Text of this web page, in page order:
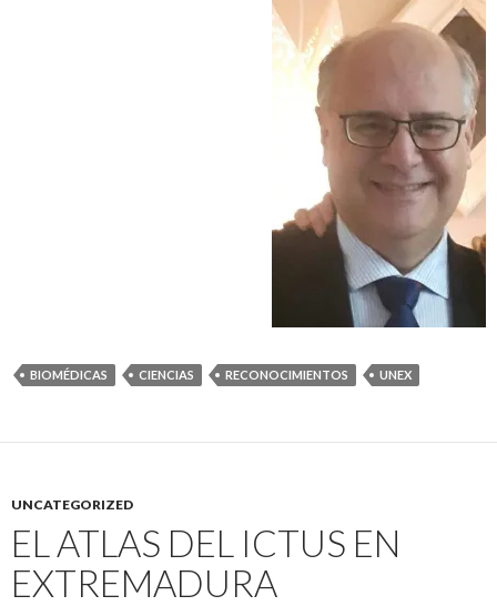
BIOMÉDICAS CIENCIAS RECONOCIMIENTOS UNEX
UNCATEGORIZED
EL ATLAS DEL ICTUS EN
EXTREMADURA